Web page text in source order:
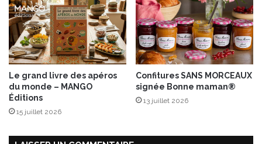
e
P
o
r
q
r
o
Le grand livre des apéros
du monde – MANGO
Éditions
15 juillet 2026
Confitures SANS MORCEAUX
signée Bonne maman®
13 juillet 2026